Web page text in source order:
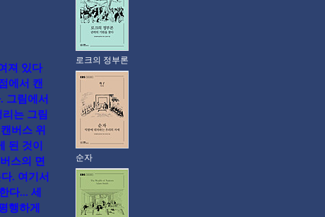
져 있다
에서 캔
그림에서
는 그림
버스 위
된 것이
스의 면
. 여기서
다... 세
행하게
로크의 정부론
순자